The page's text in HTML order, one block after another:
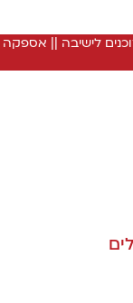
לישיבה || אספקה